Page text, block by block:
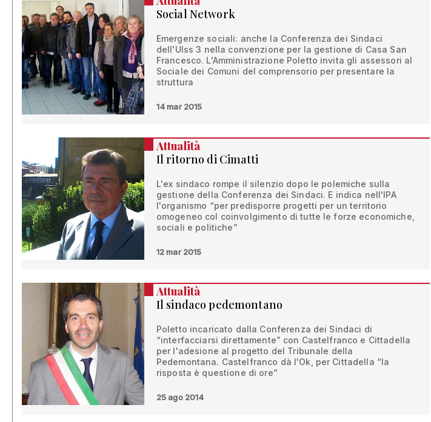
Social Network
Emergenze sociali: anche la Conferenza dei Sindaci
dell'Ulss 3 nella convenzione per la gestione di Casa San
Francesco. L'Amministrazione Poletto invita gli assessori al
Sociale dei Comuni del comprensorio per presentare la
struttura
14 mar 2015
Attualità
Il ritorno di Cimatti
L'ex sindaco rompe il silenzio dopo le polemiche sulla
gestione della Conferenza dei Sindaci. E indica nell'IPA
l'organismo “per predisporre progetti per un territorio
omogeneo col coinvolgimento di tutte le forze economiche,
sociali e politiche”
12 mar 2015
Attualità
Il sindaco pedemontano
Poletto incaricato dalla Conferenza dei Sindaci di
“interfacciarsi direttamente” con Castelfranco e Cittadella
per l'adesione al progetto del Tribunale della
Pedemontana. Castelfranco dà l'Ok, per Cittadella “la
risposta è questione di ore”
25 ago 2014